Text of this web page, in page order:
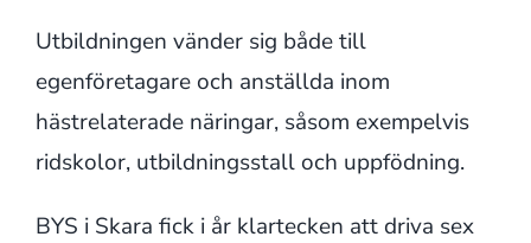
Utbildningen vänder sig både till
egenföretagare och anställda inom
hästrelaterade näringar, såsom exempelvis
ridskolor, utbildningsstall och uppfödning.
BYS i Skara fick i år klartecken att driva sex